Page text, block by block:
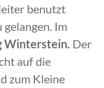
benutzt
gelangen. Im
Winterstein. Der
auf die
zum Kleine